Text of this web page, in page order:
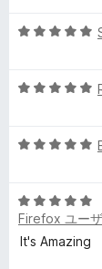
m
i
c
h
評
中
評
5
中
評
5
中
評
価
5
中
5
の
5
段
階
Firefox ユー
It's Amazing